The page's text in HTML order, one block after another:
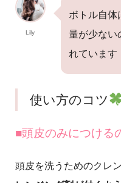
Lily
ボトル自体
量が少ない
れています
使い方のコツ
■頭皮のみにつける
頭皮を洗うためのクレ